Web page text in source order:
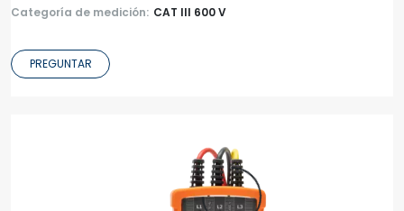
Categoría de medición: CAT III 600 V
PREGUNTAR